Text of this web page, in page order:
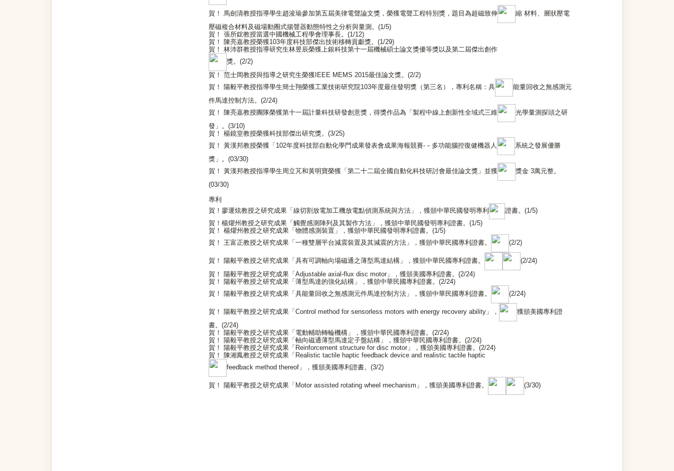
賀！ 馬劍清教授指導學生趙浚瑜參加第五屆美律電聲論文獎，榮獲電聲工程特別獎，題目為超磁致伸
縮 材料、層狀壓電
壓磁複合材料及磁場動圈式揚聲器動態特性之分析與量測。(1/5)
賀！ 張所鋐教授當選中國機械工程學會理事長。(1/12)
賀！
陳亮嘉教授榮獲103年度科技部傑出技術移轉貢獻獎。(1/29)
賀！ 林沛群教授指導研究生林昱辰榮獲上銀科技第十一屆機械碩士論文獎優等獎以及第二屆傑出創作
獎。(2/2)
賀！ 范士岡教授與指導之研究生榮獲IEEE MEMS 2015最佳論文獎。(2/2)
賀！
陽毅平教授指導學生簡士翔榮獲工業技術研究院103年度最佳發明獎（第三名），專利名稱：具
能量回收之無感測元
件馬達控制方法。(2/24)
賀！
陳亮嘉教授團隊榮獲第十一屆計量科技研發創意獎，得獎作品為「製程中線上創新性全域式三維
光學量測探頭之研
發」。(3/10)
賀！ 楊鏡堂教授榮獲科技部傑出研究獎。(3/25)
賀！ 黃漢邦教授榮獲「102年度科技部自動化學門成果發表會成果海報競賽-－多功能腦控復健機器人
系統之發展優勝
獎」。(03/30)
賀！ 黃漢邦教授指導學生周立芃和黃明寶榮獲「第二十二屆全國自動化科技研討會最佳論文獎」並獲
獎金 3萬元整。
(03/30)
專利
賀！ 廖運炫教授之研究成果「線切割放電加工機放電點偵測系統與方法」，獲頒中華民國發明專利
證書。(1/5)
賀！ 楊燿州教授之研究成果「觸覺感測陣列及其製作方法」，獲頒中華民國發明專利證書。(1/5)
賀！ 楊燿州教授之研究成果「物體感測裝置」，獲頒中華民國發明專利證書。(1/5)
賀！ 王富正教授之研究成果「一種雙層平台減震裝置及其減震的方法」，獲頒中華民國專利證書。 (2/2)
賀！ 陽毅平教授之研究成果「具有可調軸向場磁通之薄型馬達結構」，獲頒中華民國專利證書。
(2/24)
賀！
陽毅平教授之研究成果「Adjustable axial-flux disc motor」，獲頒美國專利證書。(2/24)
賀！
陽毅平教授之研究成果「薄型馬達的強化結構」，獲頒中華民國專利證書。(2/24)
賀！
陽毅平教授之研究成果「具能量回收之無感測元件馬達控制方法」，獲頒中華民國專利證書。 (2/24)
賀！ 陽毅平教授之研究成果「Control method for sensorless motors with energy recovery ability」，
獲頒美國專利證
書。(2/24)
賀！
陽毅平教授之研究成果「電動輔助轉輪機構」，獲頒中華民國專利證書。(2/24)
賀！
陽毅平教授之研究成果「軸向磁通薄型馬達定子盤結構」，獲頒中華民國專利證書。(2/24)
賀！
陽毅平教授之研究成果「Reinforcement structure for disc motor」，獲頒美國專利證書。(2/24)
賀！
陳湘鳳教授之研究成果「Realistic tactile haptic feedback device and realistic tactile haptic
feedback method thereof」，獲頒美國專利證書。(3/2)
賀！ 陽毅平教授之研究成果「Motor assisted rotating wheel mechanism」，獲頒美國專利證書。 (3/30)